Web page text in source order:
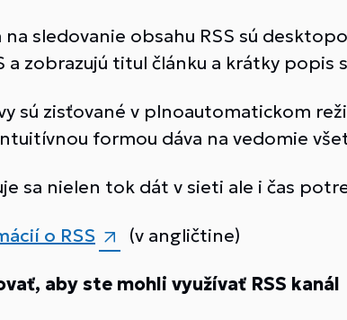
sledovanie obsahu RSS sú
a zobrazujú titul článku a krátky popis
sú zisťované v plnoautomatickom
formou dáva na vedomie
sa nielen tok dát v sieti ale i čas
o RSS (v angličtine)
aby ste mohli využívať RSS kanál